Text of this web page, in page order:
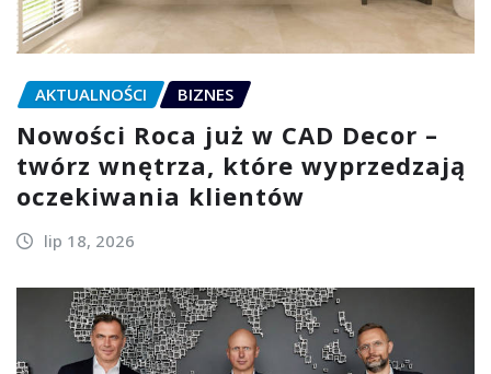
AKTUALNOŚCI BIZNES
Nowości Roca już w CAD Decor –
twórz wnętrza, które wyprzedzają
oczekiwania klientów
lip 18, 2026